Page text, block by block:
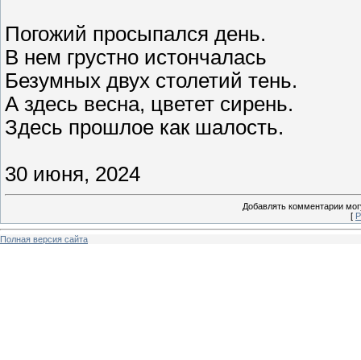
Погожий просыпался день.
В нем грустно истончалась
Безумных двух столетий тень.
А здесь весна, цветет сирень.
Здесь прошлое как шалость.
30 июня, 2024
Добавлять комментарии
[
Полная версия сайта